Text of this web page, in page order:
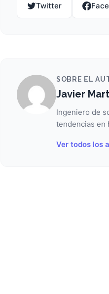
Twitter
SOBRE EL
Javier
Ingeniero de
tendencias en
Ver todos los